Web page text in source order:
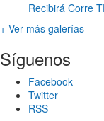
Recibirá Corre
+ Ver más galerías
Síguenos
Facebook
Twitter
RSS